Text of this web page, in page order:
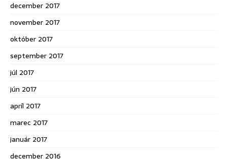
december 2017
november 2017
október 2017
september 2017
júl 2017
jún 2017
apríl 2017
marec 2017
január 2017
december 2016